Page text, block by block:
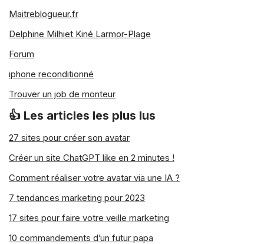
Maitreblogueur.fr
Delphine Milhiet Kiné Larmor-Plage
Forum
iphone reconditionné
Trouver un job de monteur
👍 Les articles les plus lus
27 sites pour créer son avatar
Créer un site ChatGPT like en 2 minutes !
Comment réaliser votre avatar via une IA ?
7 tendances marketing pour 2023
17 sites pour faire votre veille marketing
10 commandements d’un futur papa